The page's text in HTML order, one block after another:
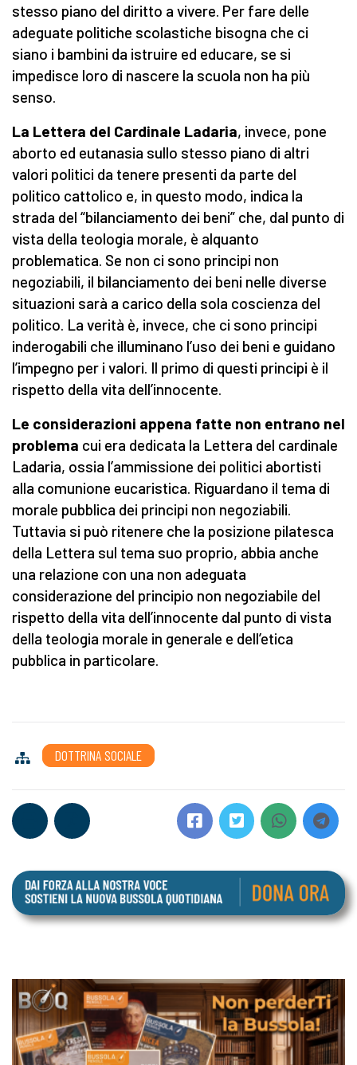
stesso piano del diritto a vivere. Per fare delle
adeguate politiche scolastiche bisogna che ci
siano i bambini da istruire ed educare, se si
impedisce loro di nascere la scuola non ha più
senso.
La Lettera del Cardinale Ladaria, invece, pone
aborto ed eutanasia sullo stesso piano di altri
valori politici da tenere presenti da parte del
politico cattolico e, in questo modo, indica la
strada del “bilanciamento dei beni” che, dal punto di
vista della teologia morale, è alquanto
problematica. Se non ci sono principi non
negoziabili, il bilanciamento dei beni nelle diverse
situazioni sarà a carico della sola coscienza del
politico. La verità è, invece, che ci sono principi
inderogabili che illuminano l’uso dei beni e guidano
l’impegno per i valori. Il primo di questi principi è il
rispetto della vita dell’innocente.
Le considerazioni appena fatte non entrano nel
problema cui era dedicata la Lettera del cardinale
Ladaria, ossia l’ammissione dei politici abortisti
alla comunione eucaristica. Riguardano il tema di
morale pubblica dei principi non negoziabili.
Tuttavia si può ritenere che la posizione pilatesca
della Lettera sul tema suo proprio, abbia anche
una relazione con una non adeguata
considerazione del principio non negoziabile del
rispetto della vita dell’innocente dal punto di vista
della teologia morale in generale e dell’etica
pubblica in particolare.
DOTTRINA SOCIALE